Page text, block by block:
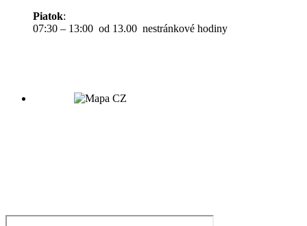
Piatok:
07:30 – 13:00 od 13.00 nestránkové hodiny